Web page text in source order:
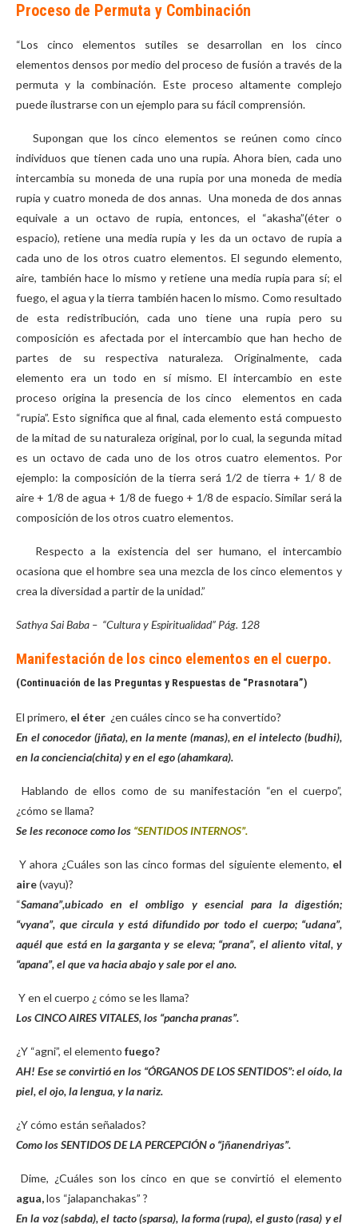
Proceso de Permuta y Combinación
“Los cinco elementos sutiles se desarrollan en los cinco
elementos densos por medio del proceso de fusión a través de la
permuta y la combinación. Este proceso altamente complejo
puede ilustrarse con un ejemplo para su fácil comprensión.
Supongan que los cinco elementos se reúnen como cinco
individuos que tienen cada uno una rupia. Ahora bien, cada uno
intercambia su moneda de una rupia por una moneda de media
rupia y cuatro moneda de dos annas. Una moneda de dos annas
equivale a un octavo de rupia, entonces, el “akasha”(éter o
espacio), retiene una media rupia y les da un octavo de rupia a
cada uno de los otros cuatro elementos. El segundo elemento,
aire, también hace lo mismo y retiene una media rupia para sí; el
fuego, el agua y la tierra también hacen lo mismo. Como resultado
de esta redistribución, cada uno tiene una rupia pero su
composición es afectada por el intercambio que han hecho de
partes de su respectiva naturaleza. Originalmente, cada
elemento era un todo en sí mismo. El intercambio en este
proceso origina la presencia de los cinco elementos en cada
“rupia”. Esto significa que al final, cada elemento está compuesto
de la mitad de su naturaleza original, por lo cual, la segunda mitad
es un octavo de cada uno de los otros cuatro elementos. Por
ejemplo: la composición de la tierra será 1/2 de tierra + 1/ 8 de
aire + 1/8 de agua + 1/8 de fuego + 1/8 de espacio. Similar será la
composición de los otros cuatro elementos.
Respecto a la existencia del ser humano, el intercambio
ocasiona que el hombre sea una mezcla de los cinco elementos y
crea la diversidad a partir de la unidad.”
Sathya Sai Baba – “Cultura y Espiritualidad” Pág. 128
Manifestación de los cinco elementos en el cuerpo.
(Continuación de las Preguntas y Respuestas de “Prasnotara”)
El primero, el éter ¿en cuáles cinco se ha convertido?
En el conocedor (jñata), en la mente (manas), en el intelecto (budhi),
en la conciencia(chita) y en el ego (ahamkara).
Hablando de ellos como de su manifestación “en el cuerpo”,
¿cómo se llama?
Se les reconoce como los “SENTIDOS INTERNOS”.
Y ahora ¿Cuáles son las cinco formas del siguiente elemento, el
aire(vayu)?
“Samana”,ubicado en el ombligo y esencial para la digestión;
“vyana”, que circula y está difundido por todo el cuerpo; “udana”,
aquél que está en la garganta y se eleva; “prana”, el aliento vital, y
“apana”, el que va hacia abajo y sale por el ano.
Y en el cuerpo ¿ cómo se les llama?
Los CINCO AIRES VITALES, los “pancha pranas”.
¿Y “agni”, el elemento fuego?
AH! Ese se convirtió en los “ÓRGANOS DE LOS SENTIDOS”: el oído, la
piel, el ojo, la lengua, y la nariz.
¿Y cómo están señalados?
Como los SENTIDOS DE LA PERCEPCIÓN o “jñanendriyas”.
Dime, ¿Cuáles son los cinco en que se convirtió el elemento
agua,los “jalapanchakas” ?
En la voz (sabda), el tacto (sparsa), la forma (rupa), el gusto (rasa) y el